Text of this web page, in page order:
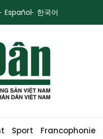
Español 한국어
Sport Francophonie